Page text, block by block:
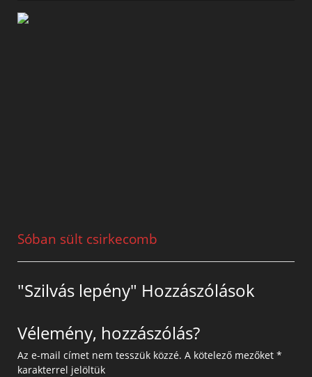
Sóban sült csirkecomb
"Szilvás lepény" Hozzászólások
Vélemény, hozzászólás?
Az e-mail címet nem tesszük közzé. A kötelező mezőket *
karakterrel jelöltük